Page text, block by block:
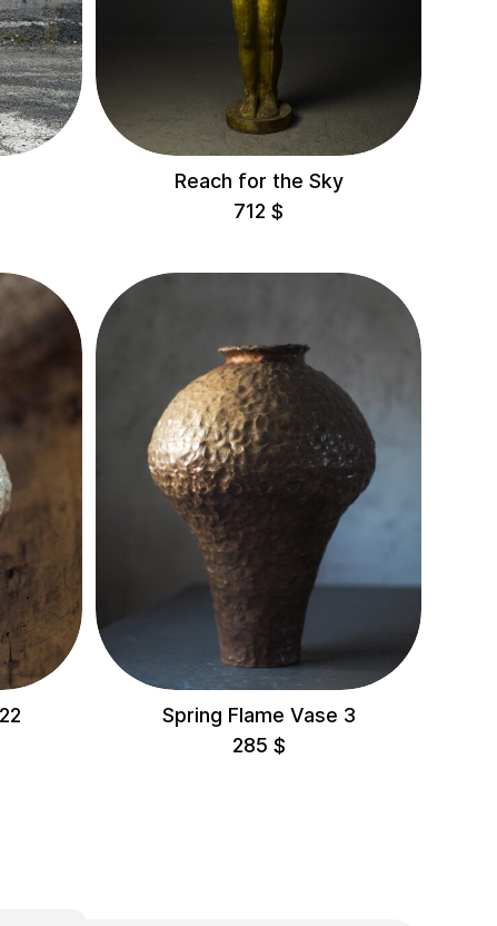
Reach for the Sky
712$
Spring Flame Vase 3
285 $